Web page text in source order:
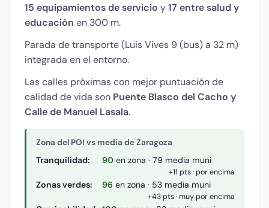
15 equipamientos de servicio y17 entre salud y
educación en 300 m.
Parada de transporte (Luis Vives 9 (bus) a 32 m)
integrada en el entorno.
Las calles próximas con mejor puntuación de
calidad de vida son Puente Blasco del Cacho y
Calle de Manuel Lasala.
Zona del POI vs media de Zaragoza
Tranquilidad: 90 en zona · 79 media muni
+11 pts · por encima
Zonas verdes: 96 en zona · 53 media muni
+43 pts · muy por encima